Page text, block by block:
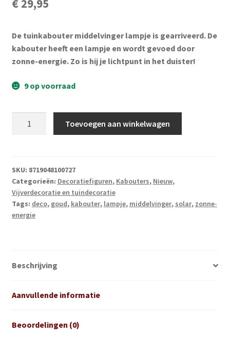
€29,95
De tuinkabouter middelvinger lampje is gearriveerd. De
kabouter heeft een lampje en wordt gevoed door
zonne-energie. Zo is hij je lichtpunt in het duister!
9 op voorraad
Toevoegen aan winkelwagen
SKU: 8719048100727
Categorieën: Decoratiefiguren, Kabouters, Nieuw,
Vijverdecoratie en tuindecoratie
Tags: deco, goud, kabouter, lampje, middelvinger, solar, zonne-
energie
Beschrijving
Aanvullende informatie
Beoordelingen (0)